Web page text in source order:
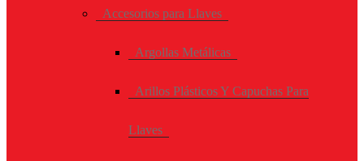
Accesorios para Llaves
Argollas Metálicas
Arillos Plásticos Y Capuchas Para
Llaves